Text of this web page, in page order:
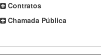
Contratos
Chamada Pública